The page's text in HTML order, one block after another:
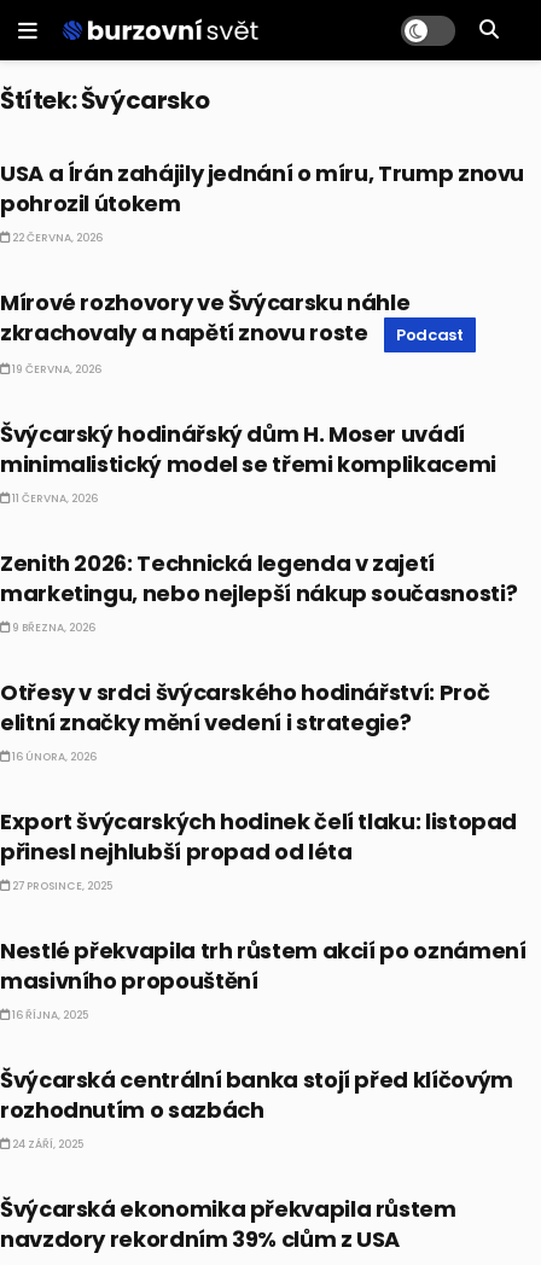
Štítek:Švýcarsko
USA a Írán zahájily jednání o míru, Trump znovu
pohrozil útokem
22 ČERVNA, 2026
Mírové rozhovory ve Švýcarsku náhle
zkrachovaly a napětí znovu roste
Podcast
19 ČERVNA, 2026
Švýcarský hodinářský dům H. Moser uvádí
minimalistický model se třemi komplikacemi
11 ČERVNA, 2026
Zenith 2026: Technická legenda v zajetí
marketingu, nebo nejlepší nákup současnosti?
9 BŘEZNA, 2026
Otřesy v srdci švýcarského hodinářství: Proč
elitní značky mění vedení i strategie?
16 ÚNORA, 2026
Export švýcarských hodinek čelí tlaku: listopad
přinesl nejhlubší propad od léta
27 PROSINCE, 2025
Nestlé překvapila trh růstem akcií po oznámení
masivního propouštění
16 ŘÍJNA, 2025
Švýcarská centrální banka stojí před klíčovým
rozhodnutím o sazbách
24 ZÁŘÍ, 2025
Švýcarská ekonomika překvapila růstem
navzdory rekordním 39% clům z USA